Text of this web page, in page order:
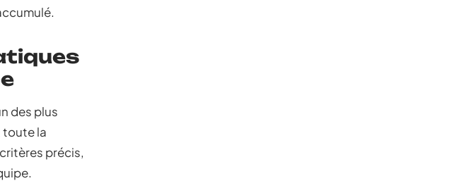
des plus
toute la
précis,